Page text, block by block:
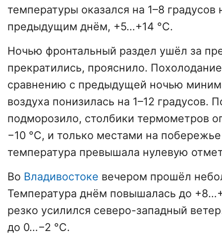
температуры оказался на 1–8
предыдущим днём, +5…+14 °C.
Ночью фронтальный раздел ушёл за
прекратились, прояснило.
сравнению с предыдущей ночью
воздуха понизилась на 1–12 градусов.
подморозило, столбики термометров
−10 °C, и только местами на
температура превышала нулевую
Во Владивостоке вечером прошёл
Температура днём повышалась до
резко усилился северо-западный
до 0…−2 °C.